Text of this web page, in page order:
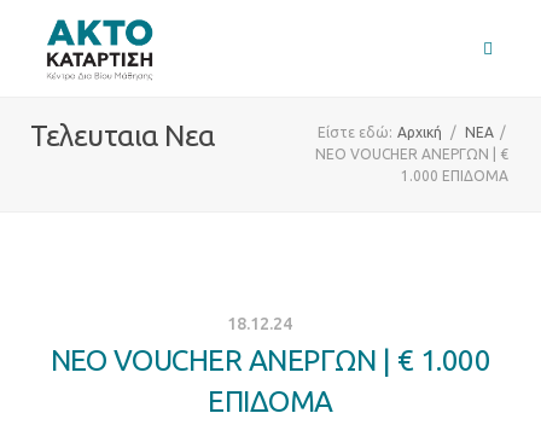
Τελευταια Νεα Είστε εδώ: Αρχική / ΝΕΑ /
NEO VOUCHER ΑΝΕΡΓΩΝ | €
1.000 ΕΠΙΔΟΜΑ
18.12.24
NEO VOUCHER ΑΝΕΡΓΩΝ | € 1.000
ΕΠΙΔΟΜΑ